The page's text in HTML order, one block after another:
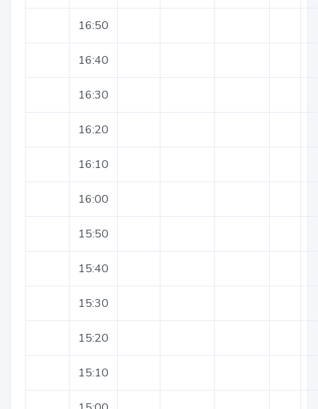
16:50
16:40
16:30
16:20
16:10
16:00
15:50
15:40
15:30
15:20
15:10